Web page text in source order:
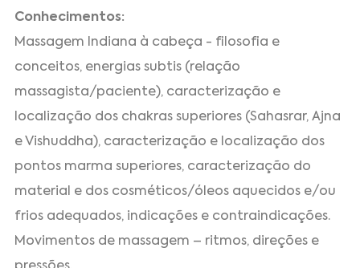
Conhecimentos:
Massagem Indiana à cabeça - filosofia e
conceitos, energias subtis (relação
massagista/paciente), caracterização e
localização dos chakras superiores (Sahasrar, Ajna
e Vishuddha), caracterização e localização dos
pontos marma superiores, caracterização do
material e dos cosméticos/óleos aquecidos e/ou
frios adequados, indicações e contraindicações.
Movimentos de massagem – ritmos, direções e